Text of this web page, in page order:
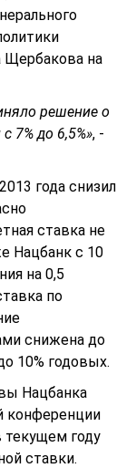
Щербакова на
решение о
7% до 6,5%», -
года снизил
ставка не
Нацбанк с 10
на 0,5
по
снижена до
10% годовых.
Нацбанка
конференции
текущем году
ставки.